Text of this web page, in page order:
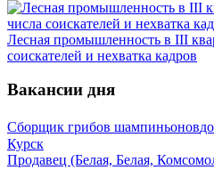
Лесная промышленность в III
соискателей и нехватка кадров
Вакансии дня
Сборщик грибов шампиньоновдо
Курск
Продавец (Белая, Белая,